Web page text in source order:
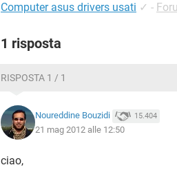
Computer asus drivers usati ✓ -
1 risposta
RISPOSTA 1 / 1
Noureddine Bouzidi 15.404
21 mag 2012 alle 12:50
ciao,